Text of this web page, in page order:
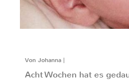
Von Johanna |
Acht Wochen hat es